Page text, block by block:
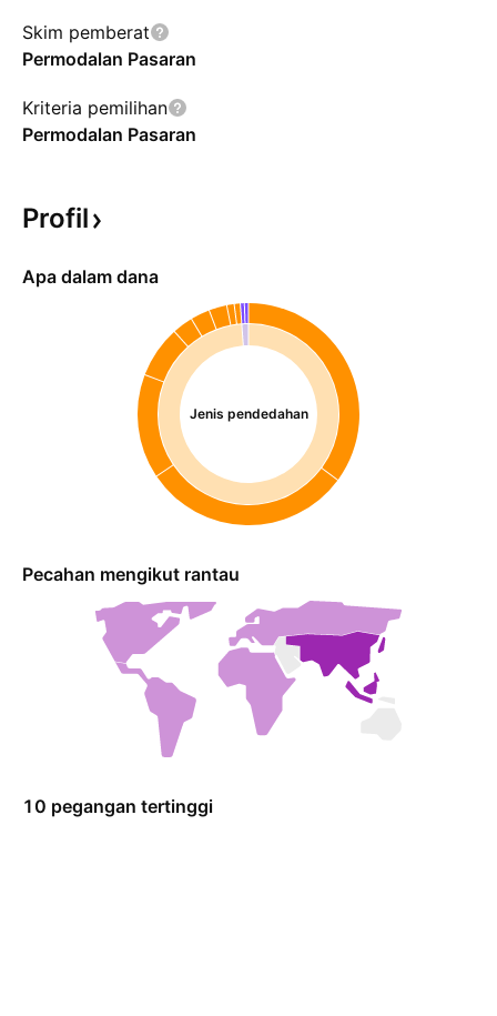
Skim pemberat
Permodalan Pasaran
Kriteria pemilihan
Permodalan Pasaran
Profil
Apa dalam dana
Jenis pendedahan
Pecahan mengikut rantau
10 pegangan tertinggi